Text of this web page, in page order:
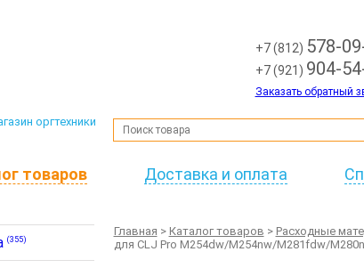
оргтехники
+7 (812) 578-
+7 (921) 904-
Заказать обратный
товаров Доставка и оплата
(355)
Главная > Каталог товаров > Расходные
для CLJ Pro M254dw/M254nw/M281fdw/